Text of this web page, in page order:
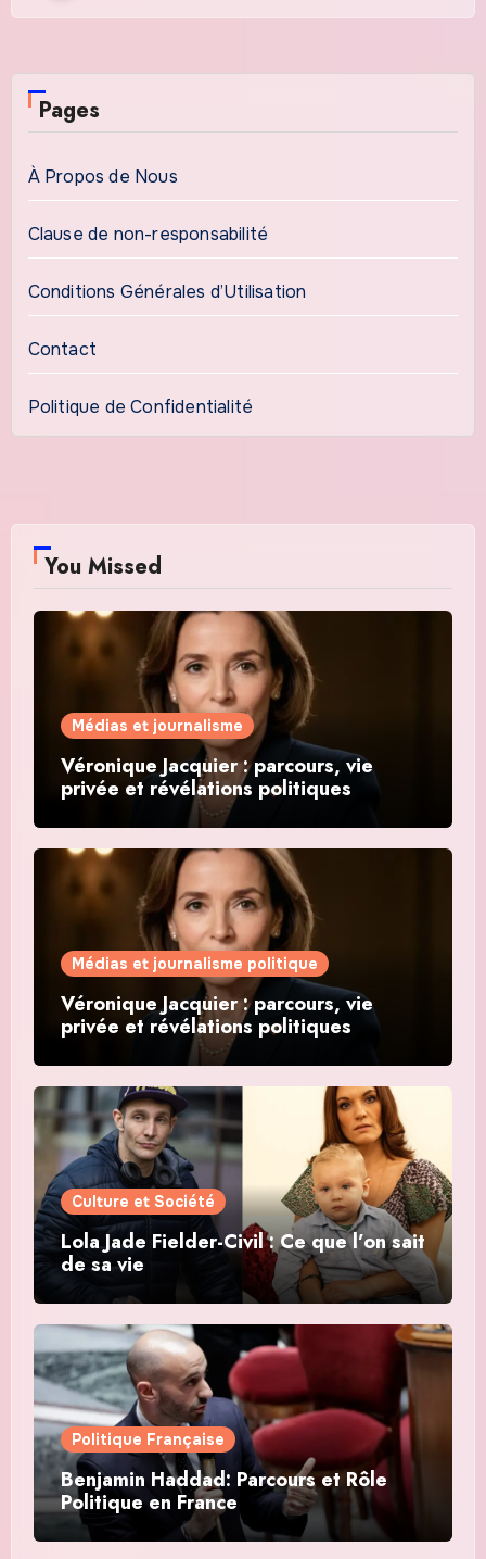
Pages
À Propos de Nous
Clause de non-responsabilité
Conditions Générales d’Utilisation
Contact
Politique de Confidentialité
You Missed
Médias et journalisme
Véronique Jacquier : parcours, vie
privée et révélations politiques
Médias et journalisme politique
Véronique Jacquier : parcours, vie
privée et révélations politiques
Culture et Société
Lola Jade Fielder-Civil : Ce que l’on sait
de sa vie
Politique Française
Benjamin Haddad: Parcours et Rôle
Politique en France